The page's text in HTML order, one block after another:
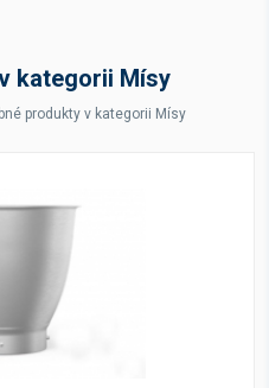
kategorii Mísy
produkty v kategorii Mísy